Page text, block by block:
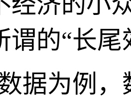
谓的“长尾
据为例